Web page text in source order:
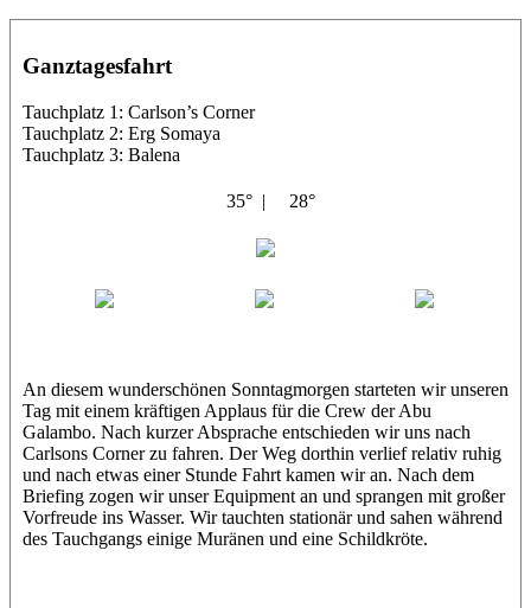
Ganztagesfahrt
Tauchplatz 1: Carlson’s Corner
Tauchplatz 2: Erg Somaya
Tauchplatz 3: Balena
35° | 28°
An diesem wunderschönen Sonntagmorgen starteten wir unseren
Tag mit einem kräftigen Applaus für die Crew der Abu
Galambo. Nach kurzer Absprache entschieden wir uns nach
Carlsons Corner zu fahren. Der Weg dorthin verlief relativ ruhig
und nach etwas einer Stunde Fahrt kamen wir an. Nach dem
Briefing zogen wir unser Equipment an und sprangen mit großer
Vorfreude ins Wasser. Wir tauchten stationär und sahen während
des Tauchgangs einige Muränen und eine Schildkröte.